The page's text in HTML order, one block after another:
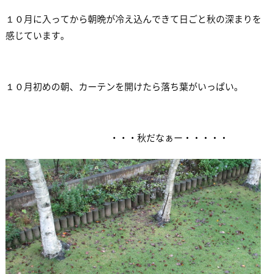
１０月に入ってから朝晩が冷え込んできて日ごと秋の深まりを
感じています。
１０月初めの朝、カーテンを開けたら落ち葉がいっぱい。
・・・秋だなぁー・・・・・